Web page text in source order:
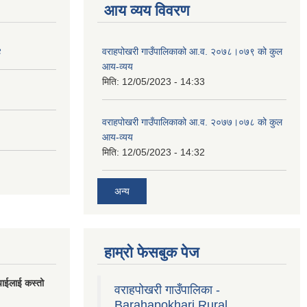
आय व्यय विवरण
वराहपोखरी गाउँपालिकाको आ.व. २०७८।०७९ को कुल
आय-व्यय
मिति: 12/05/2023 - 14:33
वराहपोखरी गाउँपालिकाको आ.व. २०७७।०७८ को कुल
आय-व्यय
मिति: 12/05/2023 - 14:32
अन्य
कस्तो
हाम्रो फेसबुक पेज
वराहपोखरी गाउँपालिका -